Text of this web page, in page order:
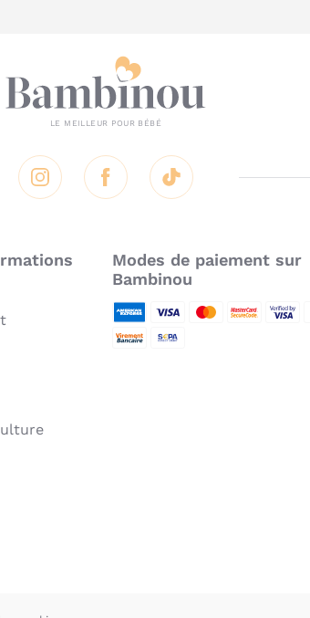
Instagram Facebook Tik Tok
Modes de paiement sur
Bambinou
American Express
Visa